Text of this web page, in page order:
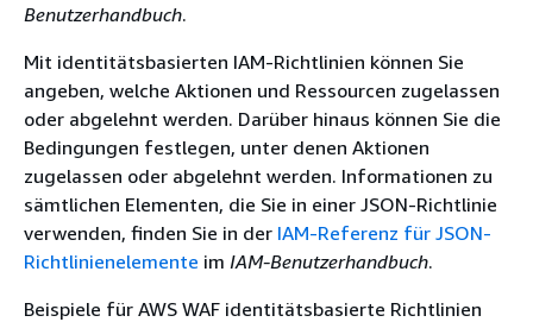
Benutzerhandbuch.
Mit identitätsbasierten IAM-Richtlinien können Sie
angeben, welche Aktionen und Ressourcen zugelassen
oder abgelehnt werden. Darüber hinaus können Sie die
Bedingungen festlegen, unter denen Aktionen
zugelassen oder abgelehnt werden. Informationen zu
sämtlichen Elementen, die Sie in einer JSON-Richtlinie
verwenden, finden Sie in der IAM-Referenz für JSON-
Richtlinienelemente im IAM-Benutzerhandbuch.
Beispiele für AWS WAF identitätsbasierte Richtlinien